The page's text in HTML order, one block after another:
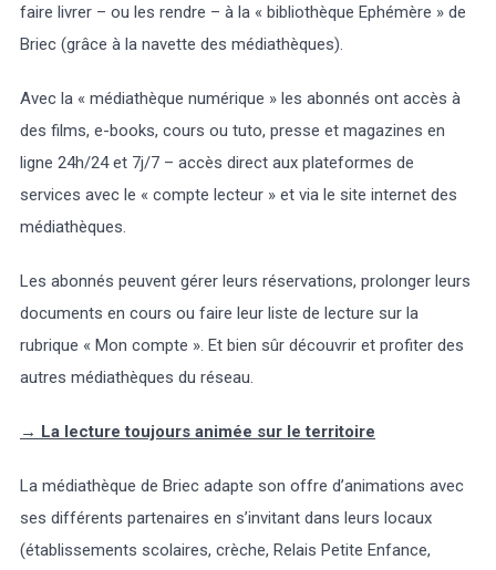
faire livrer – ou les rendre – à la « bibliothèque Ephémère » de
Briec (grâce à la navette des médiathèques).
Avec la « médiathèque numérique » les abonnés ont accès à
des films, e-books, cours ou tuto, presse et magazines en
ligne 24h/24 et 7j/7 – accès direct aux plateformes de
services avec le « compte lecteur » et via le site internet des
médiathèques.
Les abonnés peuvent gérer leurs réservations, prolonger leurs
documents en cours ou faire leur liste de lecture sur la
rubrique « Mon compte ». Et bien sûr découvrir et profiter des
autres médiathèques du réseau.
→ La lecture toujours animée sur le territoire
La médiathèque de Briec adapte son offre d’animations avec
ses différents partenaires en s’invitant dans leurs locaux
(établissements scolaires, crèche, Relais Petite Enfance,